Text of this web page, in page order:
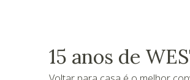
15 anos de